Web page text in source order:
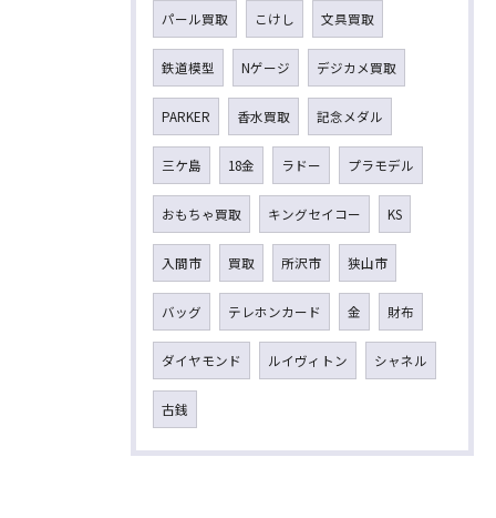
パール買取 こけし 文具買取
鉄道模型 Nゲージ デジカメ買取
PARKER 香水買取 記念メダル
三ケ島 18金 ラドー プラモデル
おもちゃ買取 キングセイコー KS
入間市 買取 所沢市 狭山市
バッグ テレホンカード 金 財布
ダイヤモンド ルイヴィトン シャネル
古銭